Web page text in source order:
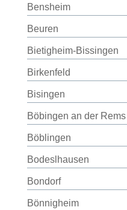
Bensheim
Beuren
Bietigheim-Bissingen
Birkenfeld
Bisingen
Böbingen an der Rems
Böblingen
Bodeslhausen
Bondorf
Bönnigheim